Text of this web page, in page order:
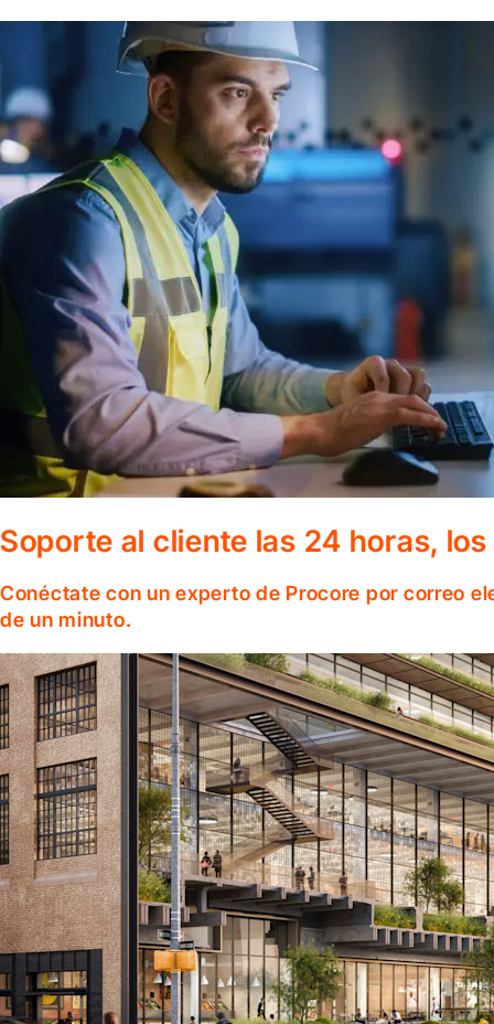
Soporte al cliente las 24 horas,
Conéctate con un experto de Procore por correo
de un minuto.